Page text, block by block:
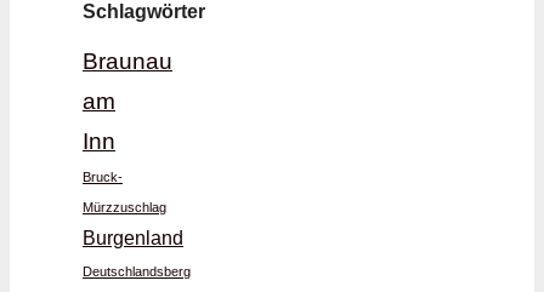
Schlagwörter
Braunau
am
Inn
Bruck-
Mürzzuschlag
Burgenland
Deutschlandsberg